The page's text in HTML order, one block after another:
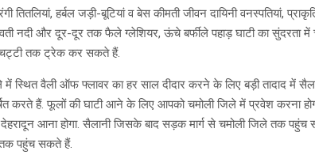
तितलियां, हर्बल जड़ी-बूटियां व बेस कीमती जीवन दायिनी वनस्पतियां,
नदी और दूर-दूर तक फैले ग्लेशियर, ऊंचे बर्फीले पहाड़ घाटी का सुंदरता
तक ट्रेक कर सकते हैं.
में स्थित वैली ऑफ फ्लावर का हर साल दीदार करने के लिए बड़ी तादाद में
करते हैं. फूलों की घाटी आने के लिए आपको चमोली जिले में प्रवेश करना
आना होगा. सैलानी जिसके बाद सड़क मार्ग से चमोली जिले तक
तक पहुंच सकते हैं.